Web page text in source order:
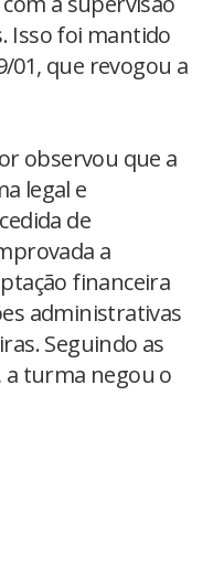
Isso foi mantido
01, que revogou a
observou que a
legal e
de
a
financeira
administrativas
Seguindo as
a turma negou o